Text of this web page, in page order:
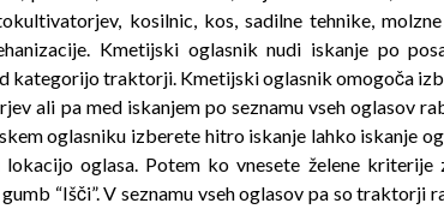
kosilnic, kos, sadilne tehnike,
Kmetijski oglasnik nudi iskanje po
kategorijo traktorji. Kmetijski oglasnik omogoča
ali pa med iskanjem po seznamu vseh oglasov
oglasniku izberete hitro iskanje lahko iskanje
oglasa. Potem ko vnesete želene kriterije
“Išči”. V seznamu vseh oglasov pa so traktorji